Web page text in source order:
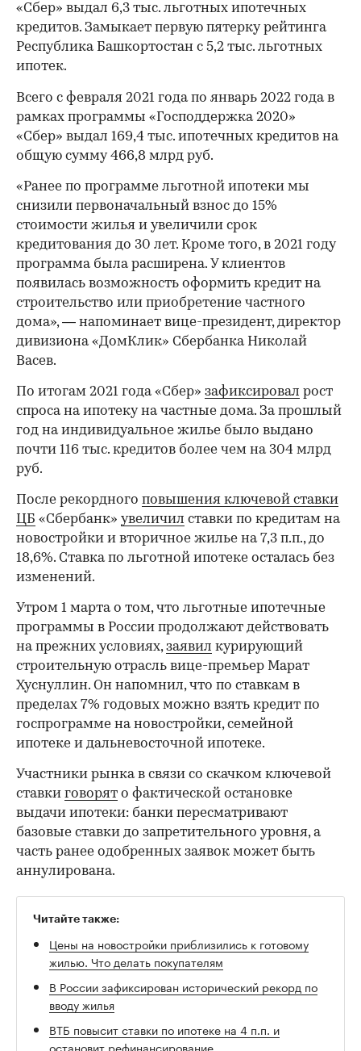
«Сбер» выдал 6,3 тыс. льготных ипотечных
кредитов. Замыкает первую пятерку рейтинга
Республика Башкортостан с 5,2 тыс. льготных
ипотек.
00:00
Всего с февраля 2021 года по январь 2022 года в
рамках программы «Господдержка 2020»
«Сбер» выдал 169,4 тыс. ипотечных кредитов на
общую сумму 466,8 млрд руб.
«Ранее по программе льготной ипотеки мы
снизили первоначальный взнос до 15%
стоимости жилья и увеличили срок
кредитования до 30 лет. Кроме того, в 2021 году
программа была расширена. У клиентов
появилась возможность оформить кредит на
строительство или приобретение частного
дома», — напоминает вице-президент, директор
дивизиона «ДомКлик» Сбербанка Николай
Васев.
По итогам 2021 года «Сбер» зафиксировал рост
спроса на ипотеку на частные дома. За прошлый
год на индивидуальное жилье было выдано
почти 116 тыс. кредитов более чем на 304 млрд
руб.
После рекордного повышения ключевой ставки
ЦБ «Сбербанк» увеличил ставки по кредитам на
новостройки и вторичное жилье на 7,3 п.п., до
18,6%. Ставка по льготной ипотеке осталась без
изменений.
Утром 1 марта о том, что льготные ипотечные
программы в России продолжают действовать
на прежних условиях,заявил курирующий
строительную отрасль вице-премьер Марат
Хуснуллин. Он напомнил, что по ставкам в
пределах 7% годовых можно взять кредит по
госпрограмме на новостройки, семейной
ипотеке и дальневосточной ипотеке.
Участники рынка в связи со скачком ключевой
ставки говорят о фактической остановке
выдачи ипотеки: банки пересматривают
базовые ставки до запретительного уровня, а
часть ранее одобренных заявок может быть
аннулирована.
Читайте также:
Цены на новостройки приблизились к готовому
жилью. Что делать покупателям
В России зафиксирован исторический рекорд по
вводу жилья
ВТБ повысит ставки по ипотеке на 4 п.п. и
остановит рефинансирование